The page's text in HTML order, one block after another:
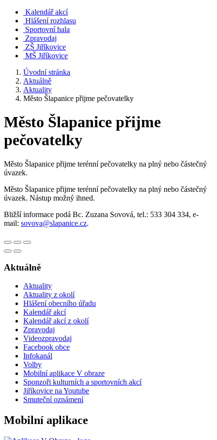
Kalendář akcí
Hlášení rozhlasu
Sportovní hala
Zpravodaj
ZŠ Jiříkovice
MŠ Jiříkovice
Úvodní stránka
Aktuálně
Aktuality
Město Šlapanice přijme pečovatelky
Město Šlapanice přijme
pečovatelky
Město Šlapanice přijme terénní pečovatelky na plný nebo částečný
úvazek.
Město Šlapanice přijme terénní pečovatelky na plný nebo částečný
úvazek. Nástup možný ihned.
Bližší informace podá Bc. Zuzana Sovová, tel.: 533 304 334, e-
mail: sovova@slapanice.cz.
Aktuálně
Aktuality
Aktuality z okolí
Hlášení obecního úřadu
Kalendář akcí
Kalendář akcí z okolí
Zpravodaj
Videozpravodaj
Facebook obce
Infokanál
Volby
Mobilní aplikace V obraze
Sponzoři kulturních a sportovních akcí
Jiříkovice na Youtube
Smuteční oznámení
Mobilní aplikace